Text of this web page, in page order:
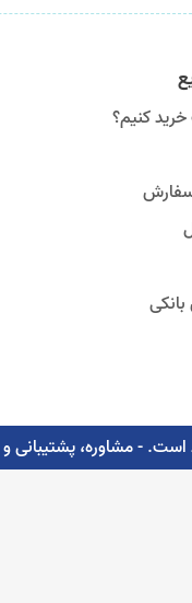
کنیم؟